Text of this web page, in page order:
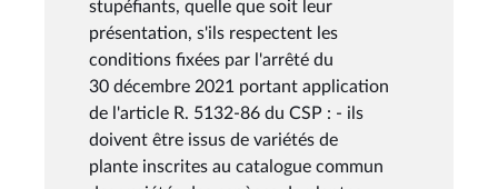
stupéfiants, quelle que soit leur
présentation, s'ils respectent les
conditions fixées par l'arrêté du
30 décembre 2021 portant application
de l'article R. 5132-86 du CSP : - ils
doivent être issus de variétés de
plante inscrites au catalogue commun